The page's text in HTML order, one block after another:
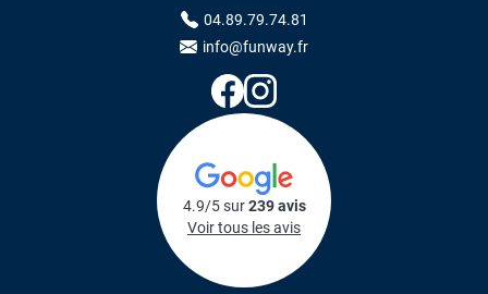
04.89.79.74.81
info@funway.fr
4.9/5 sur239 avis
Voir tous les avis